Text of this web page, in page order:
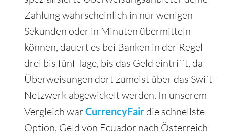
Zahlung wahrscheinlich in nur wenigen
Sekunden oder in Minuten übermitteln
können, dauert es bei Banken in der Regel
drei bis fünf Tage, bis das Geld eintrifft, da
Überweisungen dort zumeist über das Swift-
Netzwerk abgewickelt werden. In unserem
Vergleich warCurrencyFair die schnellste
Option, Geld von Ecuador nach Österreich